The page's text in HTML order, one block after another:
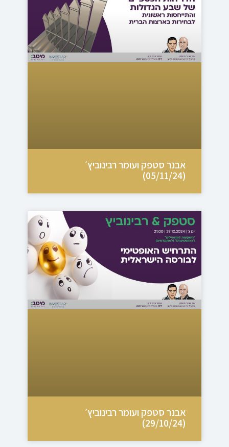
אבנר סטפק ועומר רבינוביץ׳
(05/11/24)
אבנר סטפק ועומר רבינוביץ׳
(29/10/24)